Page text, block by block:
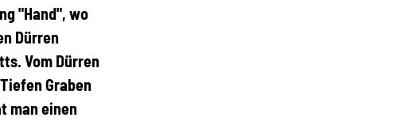
"Hand", wo
Dürren
Vom Dürren
Graben
man einen